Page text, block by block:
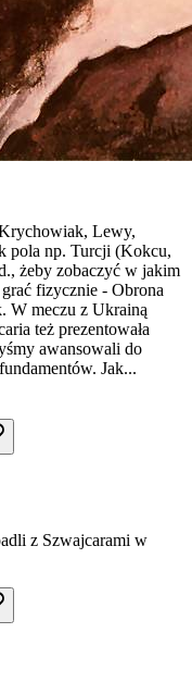
Lewy,
pola np. Turcji (Kokcu,
żeby zobaczyć w jakim
fizycznie - Obrona
W meczu z Ukrainą
też prezentowała
awansowali do
Jak...
z Szwajcarami w